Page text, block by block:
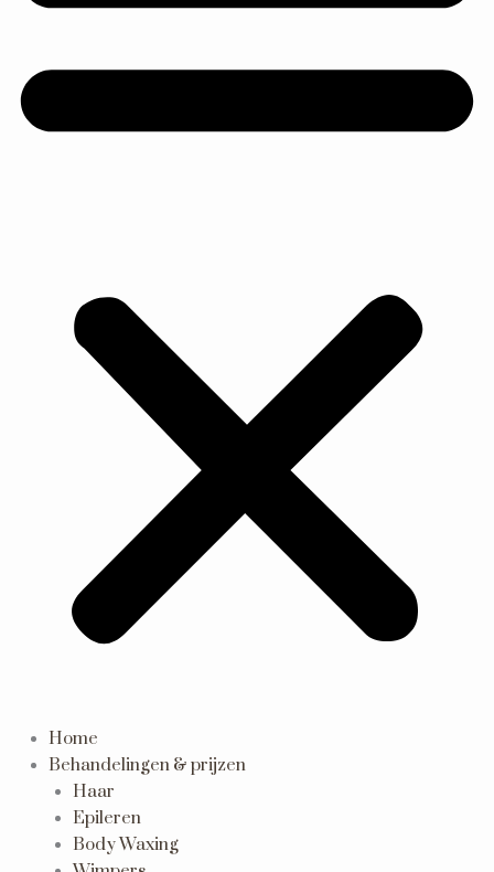
Home
Behandelingen & prijzen
Haar
Epileren
Body Waxing